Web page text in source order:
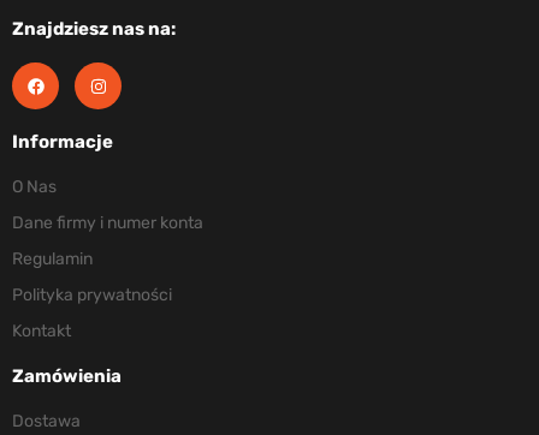
Znajdziesz nas na:
Informacje
O Nas
Dane firmy i numer konta
Regulamin
Polityka prywatności
Kontakt
Zamówienia
Dostawa